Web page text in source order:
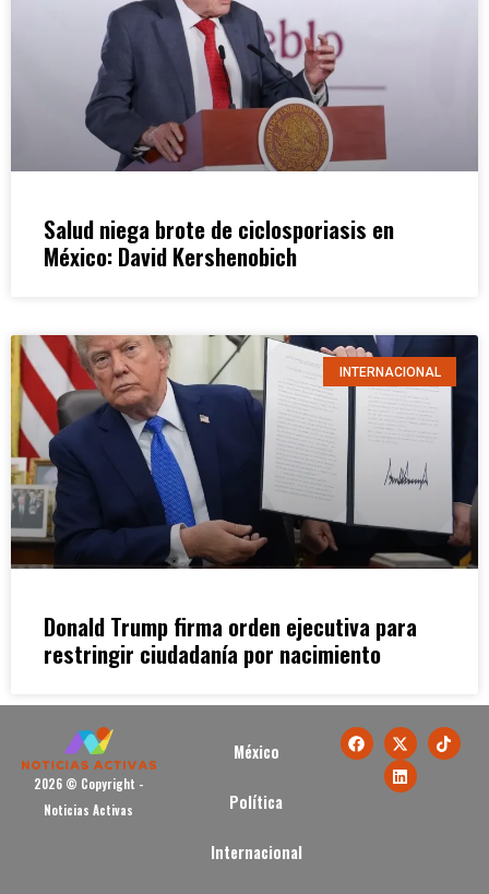
Salud niega brote de ciclosporiasis en
México: David Kershenobich
INTERNACIONAL
Donald Trump firma orden ejecutiva para
restringir ciudadanía por nacimiento
2026 © Copyright -
Noticias Activas
México
Política
Internacional